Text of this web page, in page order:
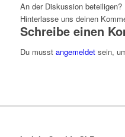
An der Diskussion beteiligen?
Hinterlasse uns deinen
Schreibe einen
Du musst angemeldetsein,